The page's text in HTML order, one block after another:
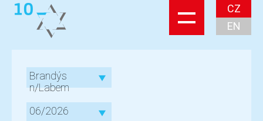
CZ
EN
Brandýs
n/Labem
06/2026